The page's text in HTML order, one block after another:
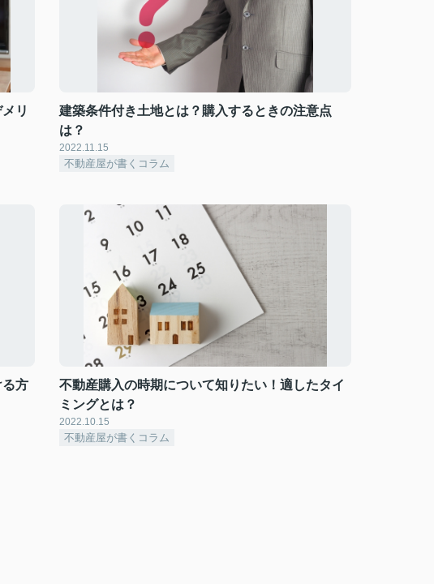
リ
建築条件付き土地とは？購入するときの注意点
は？
2022.11.15
不動産屋が書くコラム
方
不動産購入の時期について知りたい！適したタイ
ミングとは？
2022.10.15
不動産屋が書くコラム